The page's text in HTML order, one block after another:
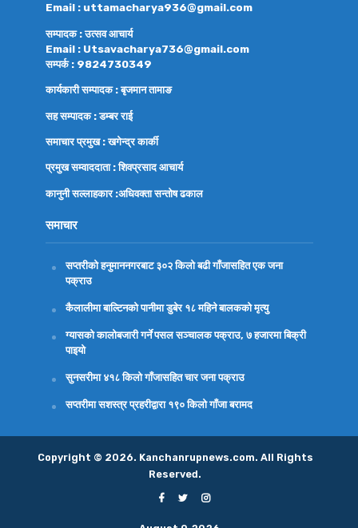
Email : uttamacharya936@gmail.com
सम्पादक : उत्सव आचार्य
Email : Utsavacharya736@gmail.com
सम्पर्क : 9824730349
कार्यकारी सम्पादक : बृजमान तामाङ
सह सम्पादक : डम्बर राई
समाचार प्रमुख : खगेन्द्र कार्की
प्रमुख सम्वाददाता : शिवप्रसाद आचार्य
कानुनी सल्लाहकार :अधिवक्तासन्तोष ढकाल
समाचार
सप्तरीको हनुमाननगरबाट ३०२ किलो बढी गाँजासहित एक जना
पक्राउ
कैलालीमा बाल्टिनको पानीमा डुबेर १८ महिने बालकको मृत्यु
ग्यासको कालोबजारी गर्ने पसल सञ्चालक पक्राउ, ७ हजारमा बिक्री
पाइयो
सुनसरीमा ४१८ किलो गाँजासहित चार जना पक्राउ
सप्तरीमा सशस्त्र प्रहरीद्वारा १९० किलो गाँजा बरामद
Copyright © 2026. Kanchanrupnews.com. All Rights
Reserved.